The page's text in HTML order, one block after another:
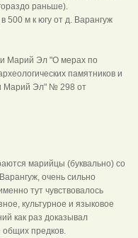
раньше).
500 м к югу от д. Варангуж
Марий Эл "О мерах по
памятников и
Марий Эл" № 298 от
марийцы (буквально) со
очень сильно
тут чувствовалось
культурное и языковое
как раз доказывал
общих предков.